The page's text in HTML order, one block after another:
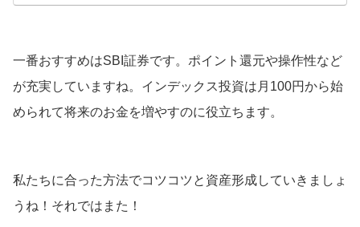
一番おすすめはSBI証券です。ポイント還元や操作性など
が充実していますね。インデックス投資は月100円から始
められて将来のお金を増やすのに役立ちます。
私たちに合った方法でコツコツと資産形成していきましょ
うね！それではまた！